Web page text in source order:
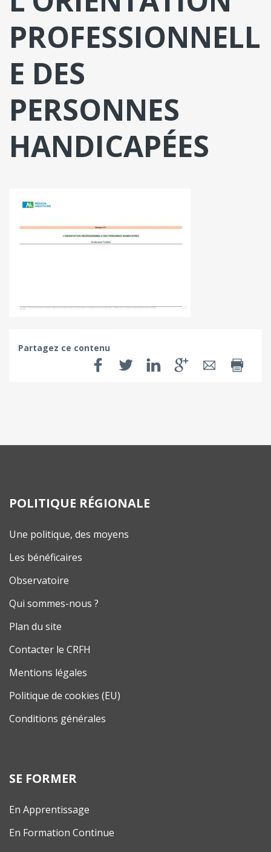
PROFESSIONNELL
E DES
PERSONNES
HANDICAPÉES
Partagez ce contenu
POLITIQUE RÉGIONALE
Une politique, des moyens
Les bénéficaires
Observatoire
Qui sommes-nous ?
Plan du site
Contacter le CRFH
Mentions légales
Politique de cookies (EU)
Conditions générales
SE FORMER
En Apprentissage
En Formation Continue